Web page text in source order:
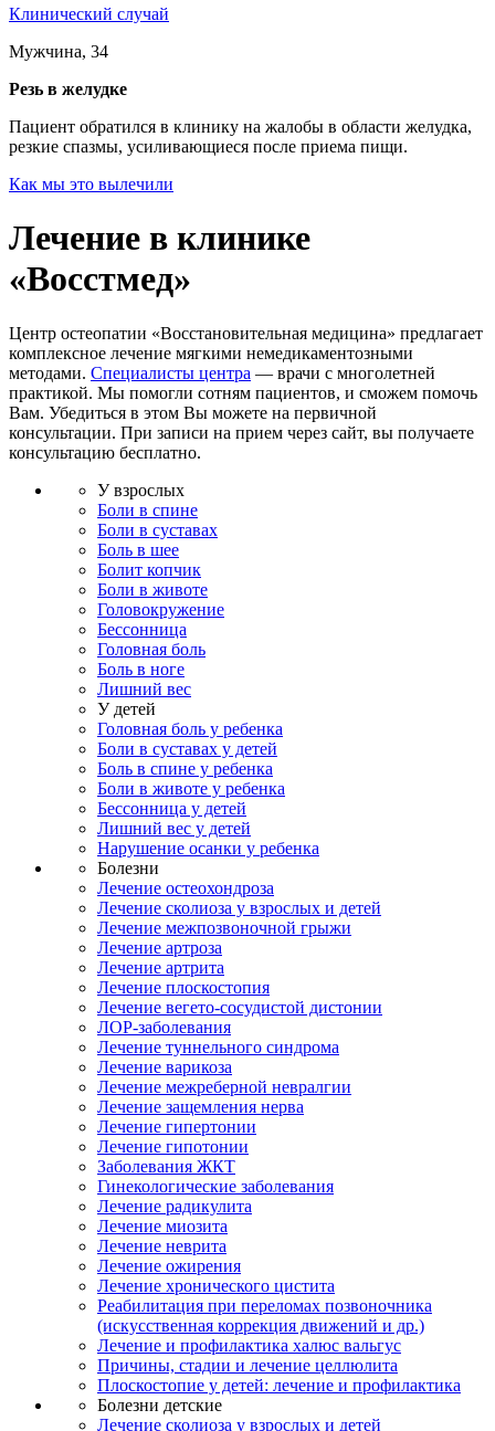
Клинический случай
Мужчина, 34
Резь в желудке
Пациент обратился в клинику на жалобы в области желудка,
резкие спазмы, усиливающиеся после приема пищи.
Как мы это вылечили
Лечение в клинике
«Восстмед»
Центр остеопатии «Восстановительная медицина» предлагает
комплексное лечение мягкими немедикаментозными
методами. Специалисты центра — врачи с многолетней
практикой. Мы помогли сотням пациентов, и сможем помочь
Вам. Убедиться в этом Вы можете на первичной
консультации. При записи на прием через сайт, вы получаете
консультацию бесплатно.
У взрослых
Боли в спине
Боли в суставах
Боль в шее
Болит копчик
Боли в животе
Головокружение
Бессонница
Головная боль
Боль в ноге
Лишний вес
У детей
Головная боль у ребенка
Боли в суставах у детей
Боль в спине у ребенка
Боли в животе у ребенка
Бессонница у детей
Лишний вес у детей
Нарушение осанки у ребенка
Болезни
Лечение остеохондроза
Лечение сколиоза у взрослых и детей
Лечение межпозвоночной грыжи
Лечение артроза
Лечение артрита
Лечение плоскостопия
Лечение вегето-сосудистой дистонии
ЛОР-заболевания
Лечение туннельного синдрома
Лечение варикоза
Лечение межреберной невралгии
Лечение защемления нерва
Лечение гипертонии
Лечение гипотонии
Заболевания ЖКТ
Гинекологические заболевания
Лечение радикулита
Лечение миозита
Лечение неврита
Лечение ожирения
Лечение хронического цистита
Реабилитация при переломах позвоночника
(искусственная коррекция движений и др.)
Лечение и профилактика халюс вальгус
Причины, стадии и лечение целлюлита
Плоскостопие у детей: лечение и профилактика
Болезни детские
Лечение сколиоза у взрослых и детей